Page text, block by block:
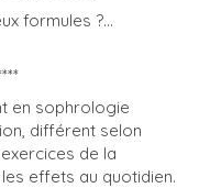
formules ?...
en sophrologie
différent selon
de la
effets au quotidien.